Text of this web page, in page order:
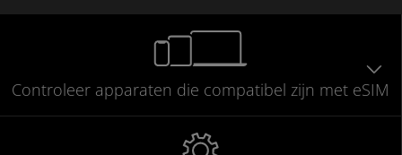
Controleer apparaten die compatibel zijn met eSIM